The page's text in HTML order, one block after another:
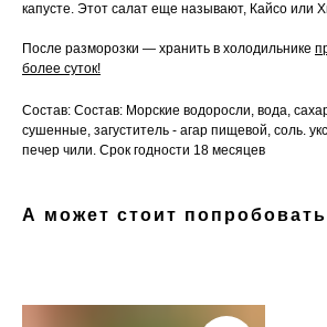
капусте. Этот салат еще называют, Кайсо или
После разморозки — хранить в холодильнике
более суток!
Состав: Состав: Морские водоросли, вода,
сушенные, загуститель - агар пищевой, соль.
печер чили. Срок годности 18 месяцев
А может стоит